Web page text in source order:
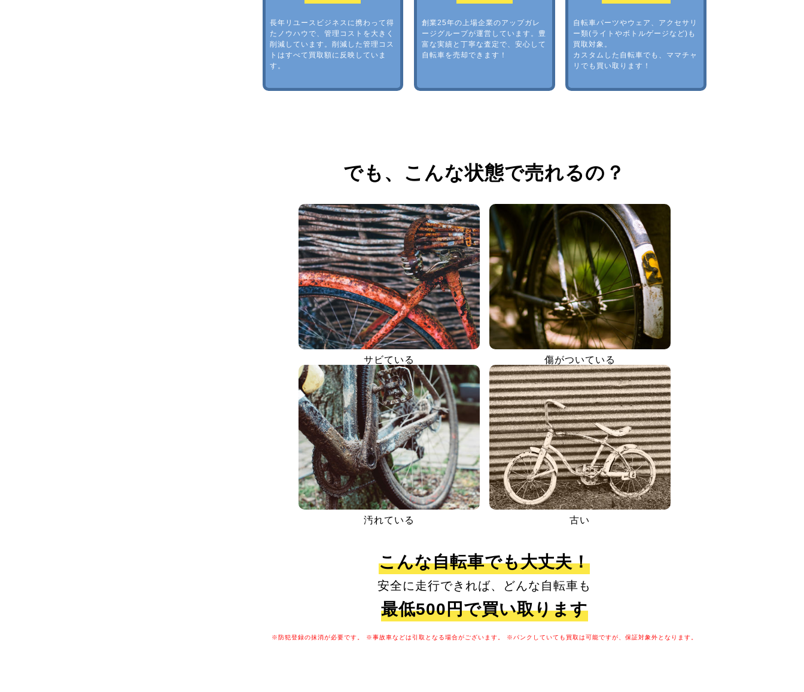
長年リユースビジネスに携わって得
たノウハウで、管理コストを大きく
削減しています。削減した管理コス
トはすべて買取額に反映していま
す。
創業25年の上場企業のアップガレ
ージグループが運営しています。豊
富な実績と丁寧な査定で、安心して
自転車を売却できます！
自転車パーツやウェア、アクセサリ
ー類(ライトやボトルゲージなど)も
買取対象。
カスタムした自転車でも、ママチャ
リでも買い取ります！
でも、 こんな状態で売れるの？
サビている 傷がついている
汚れている 古い
こんな自転車でも大丈夫！
安全に走行できれば、どんな自転車も
最低500円で買い取ります
※防犯登録の抹消が必要です。 ※事故車などは引取となる場合がございます。 ※パンクしていても買取は可能ですが、保証対象外となります。